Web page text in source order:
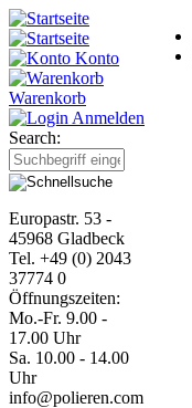
Konto
Warenkorb
Anmelden
Search:
Europastr. 53 -
45968 Gladbeck
Tel. +49 (0) 2043
37774 0
Öffnungszeiten:
Mo.-Fr. 9.00 -
17.00 Uhr
Sa. 10.00 - 14.00
Uhr
info@polieren.com